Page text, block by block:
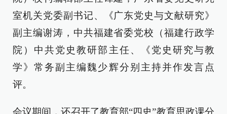
室机关党委副书记、《广东党史与文献研究》
副主编谢涛，中共福建省委党校（福建行政学
院）中共党史教研部主任、《党史研究与教
学》常务副主编魏少辉分别主持并作发言点
评。
会议期间，还召开了教育部“四史”教育思政课分